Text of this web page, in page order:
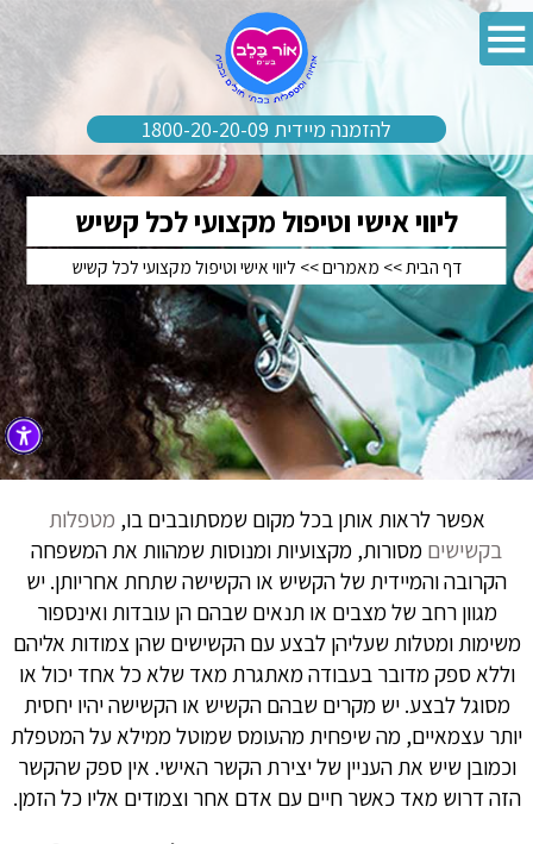
להזמנה מיידית 1800-20-20-09
ליווי אישי וטיפול מקצועי לכל קשיש
דף הבית >> מאמרים>> ליווי אישי וטיפול מקצועי לכל קשיש
אפשר לראות אותן בכל מקום שמסתובבים בו, מטפלות
בקשישים מסורות, מקצועיות ומנוסות שמהוות את המשפחה
הקרובה והמיידית של הקשיש או הקשישה שתחת אחריותן. יש
מגוון רחב של מצבים או תנאים שבהם הן עובדות ואינספור
משימות ומטלות שעליהן לבצע עם הקשישים שהן צמודות אליהם
וללא ספק מדובר בעבודה מאתגרת מאד שלא כל אחד יכול או
מסוגל לבצע. יש מקרים שבהם הקשיש או הקשישה יהיו יחסית
יותר עצמאיים, מה שיפחית מהעומס שמוטל ממילא על המטפלת
וכמובן שיש את העניין של יצירת הקשר האישי. אין ספק שהקשר
הזה דרוש מאד כאשר חיים עם אדם אחר וצמודים אליו כל הזמן.